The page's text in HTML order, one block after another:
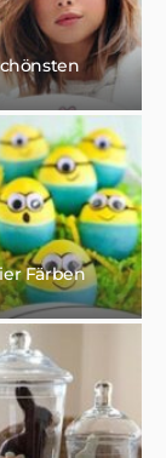
Färben